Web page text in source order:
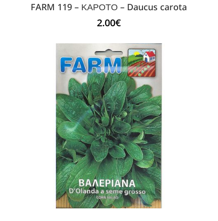
FARM 119 – ΚΑΡΟΤΟ – Daucus carota
2.00€